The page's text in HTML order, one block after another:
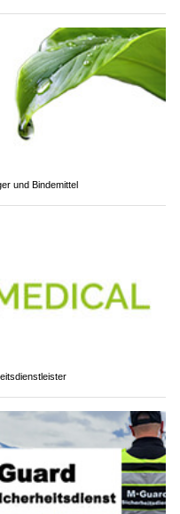
und Bindemittel